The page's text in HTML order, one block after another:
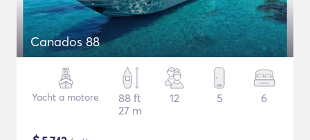
Canados 88
Yacht a motore
88 ft
27 m
12 5 6